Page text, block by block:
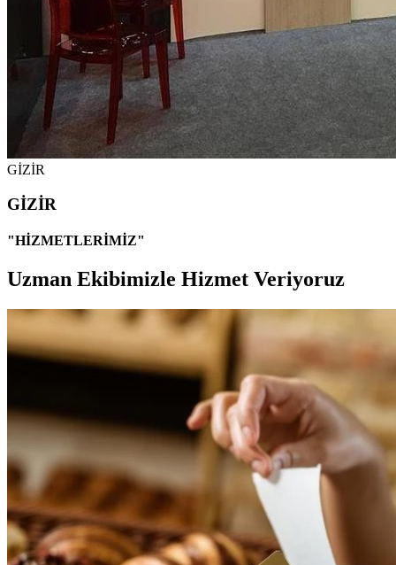
GİZİR
GİZİR
"HİZMETLERİMİZ"
Uzman Ekibimizle Hizmet Veriyoruz